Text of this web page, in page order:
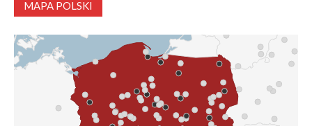
MAPA POLSKI